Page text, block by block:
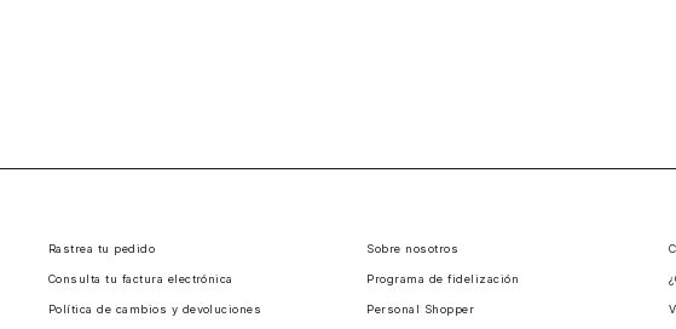
Rastrea tu pedido
Consulta tu factura electrónica
Política de cambios y devoluciones
Sobre nosotros
Programa de fidelización
Personal Shopper